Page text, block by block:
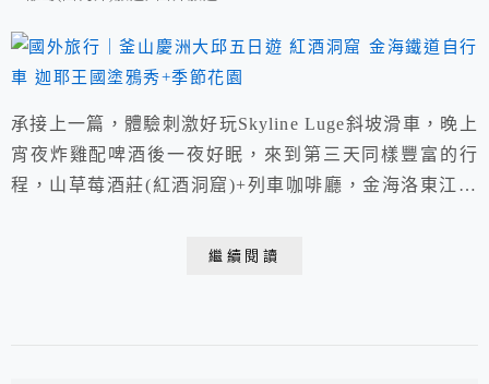
承接上一篇，體驗刺激好玩Skyline Luge斜坡滑車，晚上
宵夜炸雞配啤酒後一夜好眠，來到第三天同樣豐富的行
程，山草莓酒莊(紅酒洞窟)+列車咖啡廳，金海洛東江鐵
飯，緊接著欣賞伽耶王國主題樂園塗鴉秀與美麗季節花
繼續閱讀